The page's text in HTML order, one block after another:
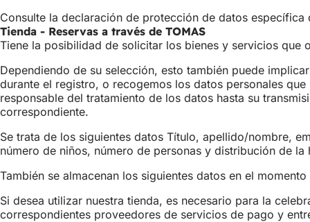
Consulte la declaración de protección de datos
Tienda - Reservas a través de TOMAS
Tiene la posibilidad de solicitar los bienes y servicios que
Dependiendo de su selección, esto también puede
durante el registro, o recogemos los datos personales
responsable del tratamiento de los datos hasta su
correspondiente.
Se trata de los siguientes datos Título, apellido/nombre,
número de niños, número de personas y distribución de la
También se almacenan los siguientes datos en el
Si desea utilizar nuestra tienda, es necesario para la
correspondientes proveedores de servicios de pago y